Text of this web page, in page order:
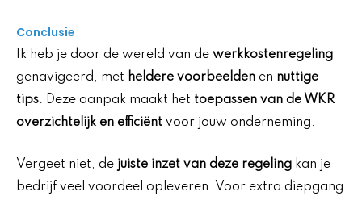
Conclusie
Ik heb je door de wereld van de werkkostenregeling
genavigeerd, met heldere voorbeelden en nuttige
tips. Deze aanpak maakt het toepassen van de WKR
overzichtelijk en efficiënt voor jouw onderneming.
Vergeet niet, de juiste inzet van deze regeling kan je
bedrijf veel voordeel opleveren. Voor extra diepgang